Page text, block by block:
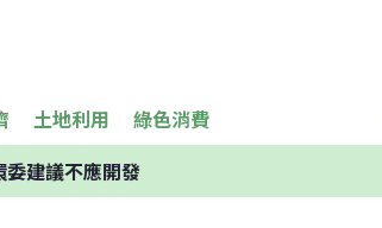
土地利用 綠色消費
建議不應開發